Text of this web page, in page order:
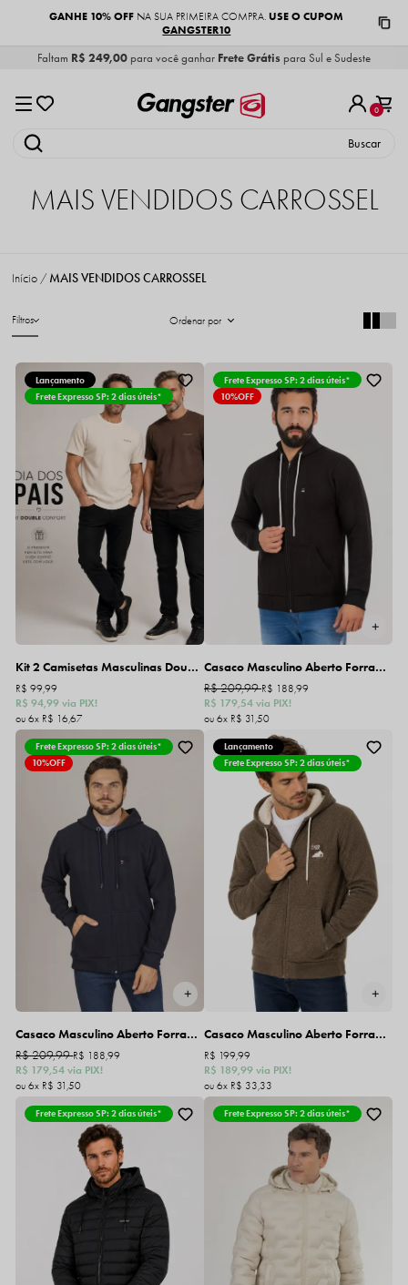
GANHE 10% OFF NA SUA PRIMEIRA COMPRA.USE O CUPOM
GANGSTER10
Faltam R$ 249,00 para você ganhar Frete Grátis para Sul e Sudeste
0
MAIS VENDIDOS CARROSSEL
Início MAIS VENDIDOS CARROSSEL
Filtros Ordenar por
Lançamento
Frete Expresso SP: 2 dias úteis*
Kit 2 Camisetas Masculinas Double Comfort Gangster
R$ 94,99 via PIX!
R$ 99,99
6x R$ 16,67
10%OFF
Frete Expresso SP: 2 dias úteis*
Casaco Masculino Aberto Forrado com Capuz
R$ 179,54 via PIX!
R$ 209,99R$ 188,99
6x R$ 31,50
10%OFF
Frete Expresso SP: 2 dias úteis*
Casaco Masculino Aberto Forrado com Capuz
R$ 179,54 via PIX!
R$ 209,99R$ 188,99
6x R$ 31,50
Lançamento
Frete Expresso SP: 2 dias úteis*
Casaco Masculino Aberto Forrado com Capuz
R$ 189,99 via PIX!
R$ 199,99
6x R$ 33,33
Frete Expresso SP: 2 dias úteis* Frete Expresso SP: 2 dias úteis*